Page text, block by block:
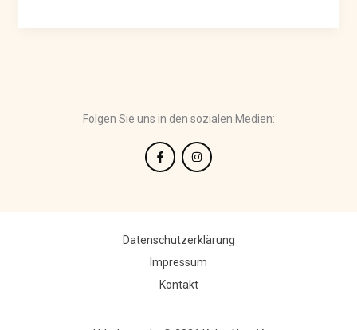
Folgen Sie uns in den sozialen Medien:
Datenschutzerklärung
Impressum
Kontakt